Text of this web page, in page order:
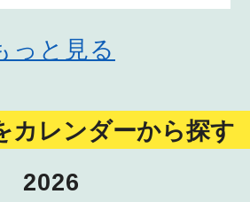
っと見る
カレンダーから探す
2026